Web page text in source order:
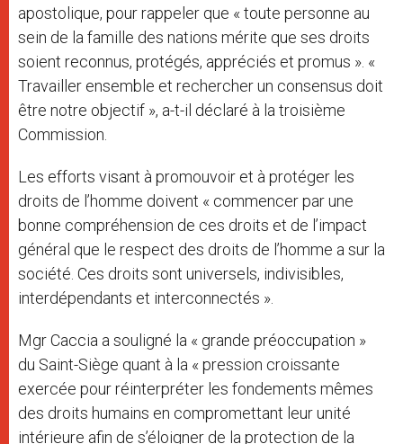
apostolique, pour rappeler que « toute personne au
sein de la famille des nations mérite que ses droits
soient reconnus, protégés, appréciés et promus ». «
Travailler ensemble et rechercher un consensus doit
être notre objectif », a-t-il déclaré à la troisième
Commission.
Les efforts visant à promouvoir et à protéger les
droits de l’homme doivent « commencer par une
bonne compréhension de ces droits et de l’impact
général que le respect des droits de l’homme a sur la
société. Ces droits sont universels, indivisibles,
interdépendants et interconnectés ».
Mgr Caccia a souligné la « grande préoccupation »
du Saint-Siège quant à la « pression croissante
exercée pour réinterpréter les fondements mêmes
des droits humains en compromettant leur unité
intérieure afin de s’éloigner de la protection de la